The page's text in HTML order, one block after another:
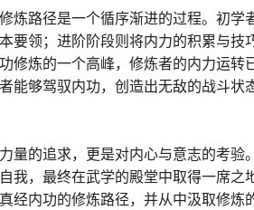
炼路径是一个循序渐进的过程。初学
要领；进阶阶段则将内力的积累与技
修炼的一个高峰，修炼者的内力运转
能够驾驭内功，创造出无敌的战斗状
量的追求，更是对内心与意志的考验
我，最终在武学的殿堂中取得一席之
经内功的修炼路径，并从中汲取修炼